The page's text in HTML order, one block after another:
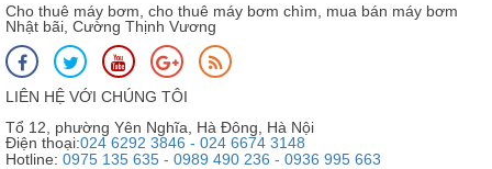
Cho thuê máy bơm, cho thuê máy bơm chìm, mua bán máy bơm
Nhật bãi, Cường Thịnh Vương
LIÊN HỆ VỚI CHÚNG TÔI
Tổ 12, phường Yên Nghĩa, Hà Đông, Hà Nội
Điện thoại:024 6292 3846 - 024 6674 3148
Hotline: 0975 135 635 - 0989 490 236 - 0936 995 663